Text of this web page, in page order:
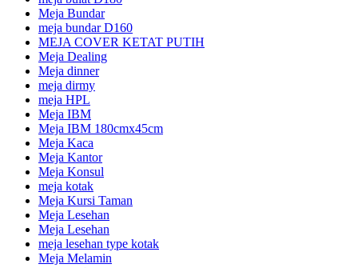
Meja Bundar
meja bundar D160
MEJA COVER KETAT PUTIH
Meja Dealing
Meja dinner
meja dirmy
meja HPL
Meja IBM
Meja IBM 180cmx45cm
Meja Kaca
Meja Kantor
Meja Konsul
meja kotak
Meja Kursi Taman
Meja Lesehan
Meja Lesehan
meja lesehan type kotak
Meja Melamin